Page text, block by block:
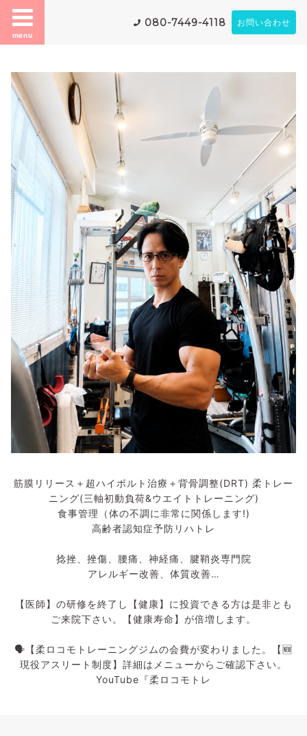
menu
080-7449-4118 お問い合わせ
筋膜リリース＋超ハイボルト治療＋背骨調整(DRT) 柔トレー
ニング(三軸初動負荷&ウエイトトレーニング)
食事管理（体の不調に非常に関係します!)
高齢者認知症予防リハトレ
捻挫、挫傷、腰痛、神経痛、腱鞘炎専門院
アレルギー改善、体質改善…
【医師】の研修を終了し【健康】に投資できる方は是非とも
ご来院下さい。【健康寿命】が倍増します。
🗣️【柔ロコモトレーニングジムの会費が変わりました。【🆕
現役アスリート制度】詳細はメニューからご確認下さい。
YouTube『柔ロコモトレ